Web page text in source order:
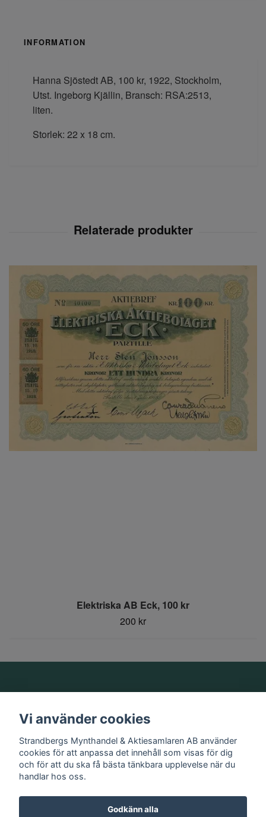
INFORMATION
Hanna Sjöstedt AB, 100 kr, 1922, Stockholm,
Utst. Ingeborg Kjällin, Bransch: RSA:2513,
liten.
Storlek: 22 x 18 cm.
Elektriska AB Eck, 100 kr
200 kr
Information
Sociala medier
Vi använder cookies
Strandbergs Mynthandel & Aktiesamlaren AB använder
cookies för att anpassa det innehåll som visas för dig
och för att du ska få bästa tänkbara upplevelse när du
handlar hos oss.
Godkänn alla